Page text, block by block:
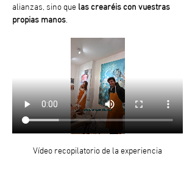
alianzas, sino que las crearéis con vuestras
propias manos.
Vídeo recopilatorio de la experiencia